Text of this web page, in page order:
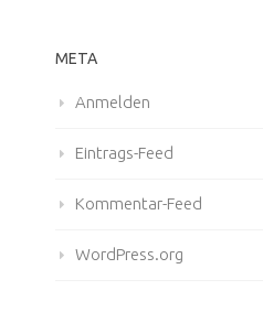
META
Anmelden
Eintrags-Feed
Kommentar-Feed
WordPress.org